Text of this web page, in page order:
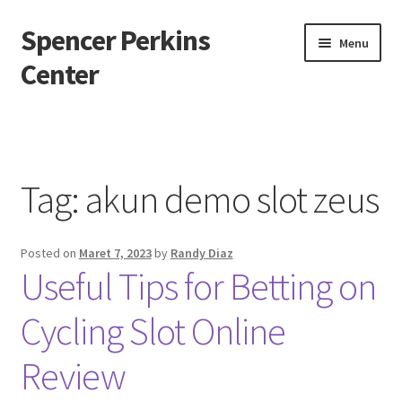
Skip
to
navigation
Skip
to
content
Spencer Perkins
Center
Menu
Contact us
Privacy Policy
Tag: akun demo slot zeus
Posted on Maret 7, 2023by Randy Diaz
Useful Tips for Betting on
Cycling Slot Online
Review